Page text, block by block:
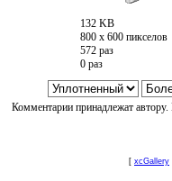
132 KB
800 x 600 пикселов
572 раз
0 раз
Комментарии принадлежат
[ xcGallery